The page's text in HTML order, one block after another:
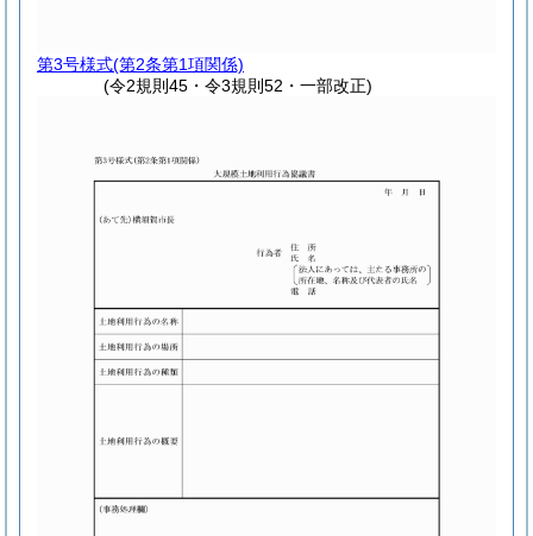
第3号様式(第2条第1項関係)
(令2規則45・令3規則52・一部改正)